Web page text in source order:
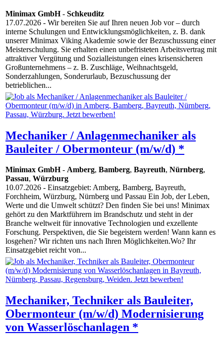
Minimax GmbH- Schkeuditz
17.07.2026 - Wir bereiten Sie auf Ihren neuen Job vor – durch
interne Schulungen und Entwicklungsmöglichkeiten, z. B. dank
unserer Minimax Viking Akademie sowie der Bezuschussung einer
Meisterschulung. Sie erhalten einen unbefristeten Arbeitsvertrag mit
attraktiver Vergütung und Sozialleistungen eines krisensicheren
Großunternehmens – z. B. Zuschläge, Weihnachtsgeld,
Sonderzahlungen, Sonderurlaub, Bezuschussung der
betrieblichen...
Mechaniker / Anlagenmechaniker als
Bauleiter / Obermonteur (m/w/d) *
Minimax GmbH- Amberg, Bamberg, Bayreuth, Nürnberg,
Passau, Würzburg
10.07.2026 - Einsatzgebiet: Amberg, Bamberg, Bayreuth,
Forchheim, Würzburg, Nürnberg und Passau Ein Job, der Leben,
Werte und die Umwelt schützt? Den finden Sie bei uns! Minimax
gehört zu den Marktführern im Brandschutz und steht in der
Branche weltweit für innovative Technologien und exzellente
Forschung. Perspektiven, die Sie begeistern werden! Wann kann es
losgehen? Wir richten uns nach Ihren Möglichkeiten.Wo? Ihr
Einsatzgebiet reicht von...
Mechaniker, Techniker als Bauleiter,
Obermonteur (m/w/d) Modernisierung
von Wasserlöschanlagen *